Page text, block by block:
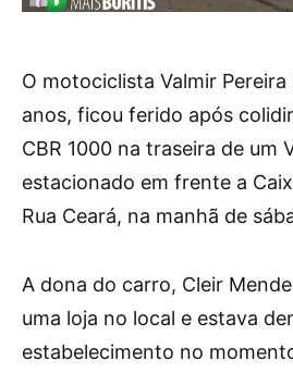
O motociclista Valmir
anos, ficou ferido após
CBR 1000 na traseira de um
estacionado em frente a
Rua Ceará, na manhã de
A dona do carro, Cleir
uma loja no local e estava
estabelecimento no